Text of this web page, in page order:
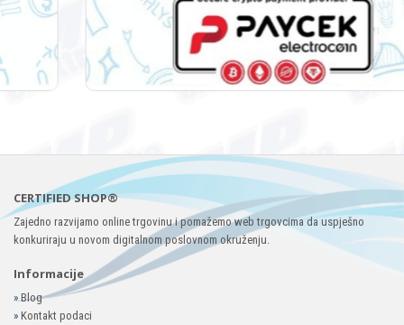
CERTIFIED SHOP®
Zajedno razvijamo online trgovinu i pomažemo web trgovcima da uspješno
konkuriraju u novom digitalnom poslovnom okruženju.
Informacije
»Blog
» Kontakt podaci